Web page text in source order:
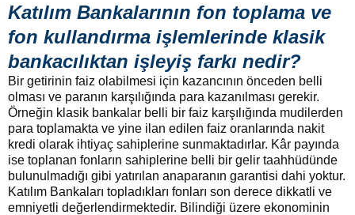
Katılım Bankalarının fon toplama ve
fon kullandırma işlemlerinde klasik
bankacılıktan işleyiş farkı nedir?
Bir getirinin faiz olabilmesi için kazancının önceden belli
olması ve paranın karşılığında para kazanılması gerekir.
Örneğin klasik bankalar belli bir faiz karşılığında mudilerden
para toplamakta ve yine ilan edilen faiz oranlarında nakit
kredi olarak ihtiyaç sahiplerine sunmaktadırlar. Kâr payında
ise toplanan fonların sahiplerine belli bir gelir taahhüdünde
bulunulmadığı gibi yatırılan anaparanın garantisi dahi yoktur.
Katılım Bankaları topladıkları fonları son derece dikkatli ve
emniyetli değerlendirmektedir. Bilindiği üzere ekonominin